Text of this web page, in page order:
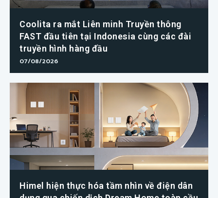
Coolita ra mắt Liên minh Truyền thông
FAST đầu tiên tại Indonesia cùng các đài
truyền hình hàng đầu
07/08/2026
Himel hiện thực hóa tầm nhìn về điện dân